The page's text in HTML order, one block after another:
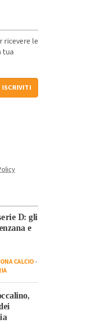
ricevere le
tua
ISCRIVITI
D: gli
e
CALCIO-